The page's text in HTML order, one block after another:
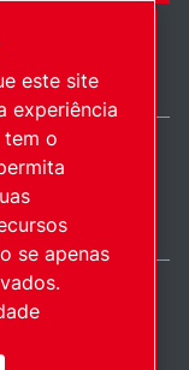
autorais.
este site
experiência
o
se apenas